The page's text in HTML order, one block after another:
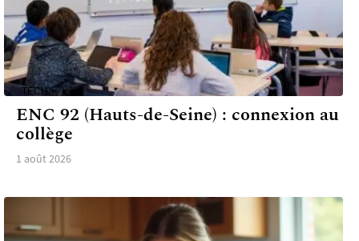
TECH
ENC 92 (Hauts-de-Seine) : connexion au
collège
1 août 2026